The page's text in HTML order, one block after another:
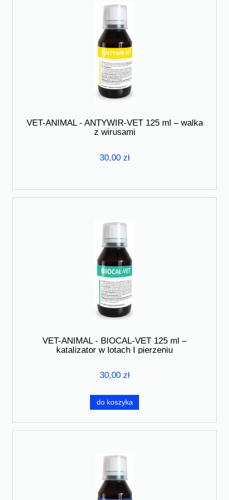
VET-ANIMAL - ANTYWIR-VET 125 ml – walka
z wirusami
30,00 zł
VET-ANIMAL - BIOCAL-VET 125 ml –
katalizator w lotach I pierzeniu
30,00 zł
do koszyka